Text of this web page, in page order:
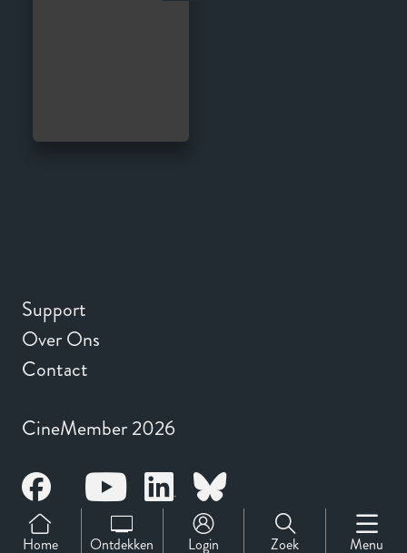
Home Ontdekken Login Zoek Menu
CineMember 2026
Support
Over Ons
Contact